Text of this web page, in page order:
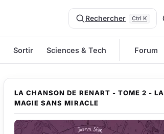
Rechercher Ctrl K
Sortir Sciences & Tech Forum
LA CHANSON DE RENART - TOME 2 - LA
MAGIE SANS MIRACLE